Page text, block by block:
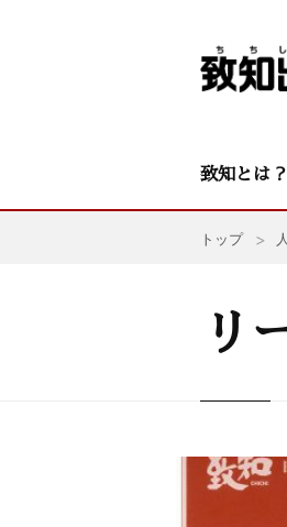
致知とは？
トップ
リ